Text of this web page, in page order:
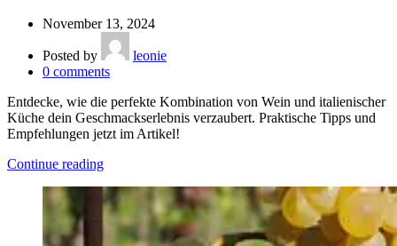
November 13, 2024
Posted by
leonie
0 comments
Entdecke, wie die perfekte Kombination von Wein und italienischer
Küche dein Geschmackserlebnis verzaubert. Praktische Tipps und
Empfehlungen jetzt im Artikel!
Continue reading